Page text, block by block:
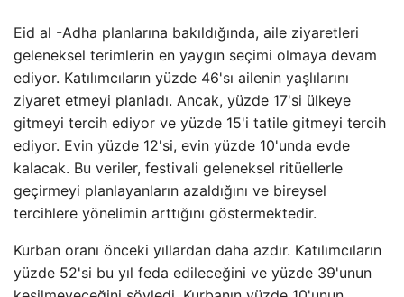
Eid al -Adha planlarına bakıldığında, aile ziyaretleri
geleneksel terimlerin en yaygın seçimi olmaya devam
ediyor. Katılımcıların yüzde 46'sı ailenin yaşlılarını
ziyaret etmeyi planladı. Ancak, yüzde 17'si ülkeye
gitmeyi tercih ediyor ve yüzde 15'i tatile gitmeyi tercih
ediyor. Evin yüzde 12'si, evin yüzde 10'unda evde
kalacak. Bu veriler, festivali geleneksel ritüellerle
geçirmeyi planlayanların azaldığını ve bireysel
tercihlere yönelimin arttığını göstermektedir.
Kurban oranı önceki yıllardan daha azdır. Katılımcıların
yüzde 52'si bu yıl feda edileceğini ve yüzde 39'unun